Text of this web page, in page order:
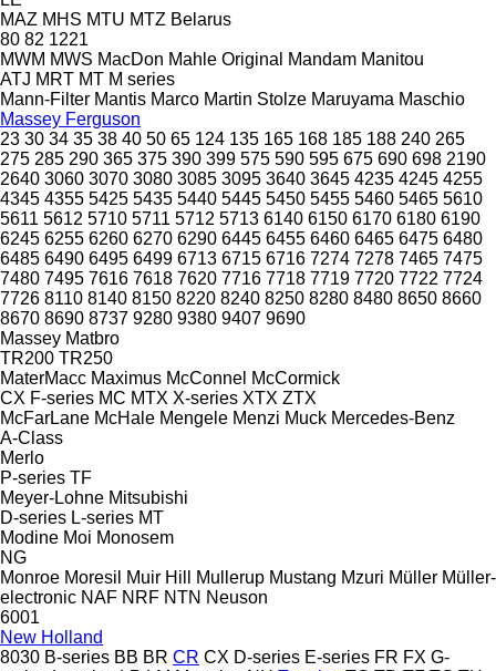
MAZ MHS MTU MTZ Belarus
80 82 1221
MWM MWS MacDon Mahle Original Mandam Manitou
ATJ MRT MT M series
Mann-Filter Mantis Marco Martin Stolze Maruyama Maschio
Massey Ferguson
23 30 34 35 38 40 50 65 124 135 165 168 185 188 240 265
275 285 290 365 375 390 399 575 590 595 675 690 698 2190
2640 3060 3070 3080 3085 3095 3640 3645 4235 4245 4255
4345 4355 5425 5435 5440 5445 5450 5455 5460 5465 5610
5611 5612 5710 5711 5712 5713 6140 6150 6170 6180 6190
6245 6255 6260 6270 6290 6445 6455 6460 6465 6475 6480
6485 6490 6495 6499 6713 6715 6716 7274 7278 7465 7475
7480 7495 7616 7618 7620 7716 7718 7719 7720 7722 7724
7726 8110 8140 8150 8220 8240 8250 8280 8480 8650 8660
8670 8690 8737 9280 9380 9407 9690
Massey Matbro
TR200 TR250
MaterMacc Maximus McConnel McCormick
CX F-series MC MTX X-series XTX ZTX
McFarLane McHale Mengele Menzi Muck Mercedes-Benz
A-Class
Merlo
P-series TF
Meyer-Lohne Mitsubishi
D-series L-series MT
Modine Moi Monosem
NG
Monroe Moresil Muir Hill Mullerup Mustang Mzuri Müller Müller-
electronic NAF NRF NTN Neuson
6001
New Holland
8030 B-series BB BR CR CX D-series E-series FR FX G-